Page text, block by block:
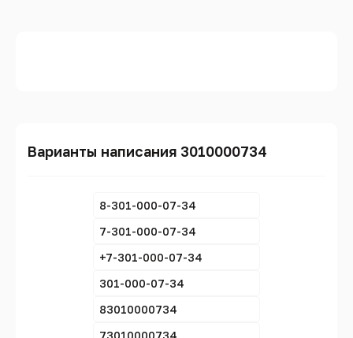
Варианты написания 3010000734
8-301-000-07-34
7-301-000-07-34
+7-301-000-07-34
301-000-07-34
83010000734
73010000734